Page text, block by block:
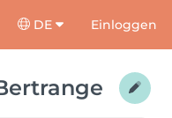
DE Einloggen